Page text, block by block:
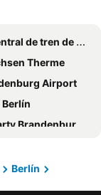
Meliá Berlin Mitte
Berlin Mitte
Alexanderplatz
Berlin Mitte
Lichtenberg
Potsdamer Platz
Berlin Alexanderplatz
de tren de Berlín
Therme
Airport
Tor
Berlín